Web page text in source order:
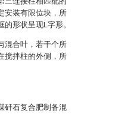
安装有限位块，所
形状呈现L字形。
混合叶，若干个所
搅拌柱的外侧，所
矸石复合肥制备混